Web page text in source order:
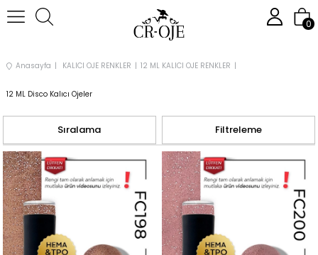
0
Anasayfa KALICI OJE RENKLER 12 ML KALICI OJE RENKLER
12 ML Disco Kalıcı Ojeler
Filtreleme
Sıralama